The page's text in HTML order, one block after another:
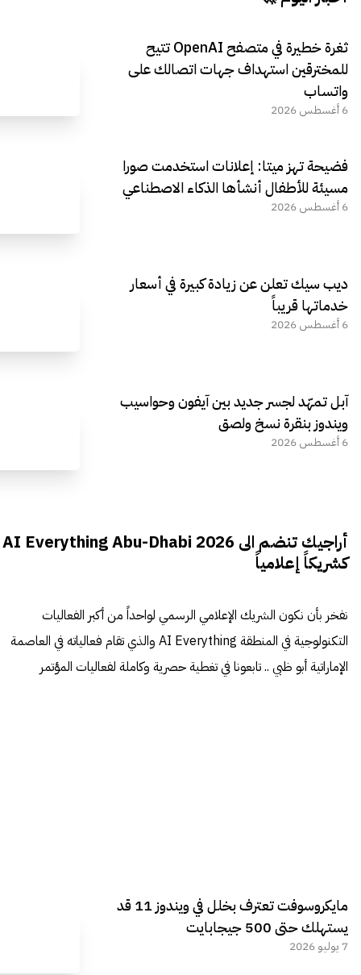
ثغرة خطيرة في متصفح OpenAI تتيح
للمخترقين استهداف جهات اتصالك على
واتساب
6 أغسطس 2026
فضيحة تهز ميتا: إعلانات استخدمت صورا
مسيئة للأطفال أنشأها الذكاء الاصطناعي
6 أغسطس 2026
ديب سيك تعلن عن زيادة كبيرة في أسعار
خدماتها قريباً
6 أغسطس 2026
آبل تمهّد لجسر جديد بين آيفون وحواسيب
ويندوز بنقرة نسخ ولصق
6 أغسطس 2026
أراجيك تنضم الى AI Everything Abu-Dhabi 2026
كشريكاً إعلامياً
نفخر بأن نكون الشريك الإعلامي الرسمي لواحداً من أكبر الفعاليات
التكنولوجية في المنطقة AI Everything والذي تقام فعالياته في العاصمة
الإماراتية أبو ظبي .. تابعونا في تغطية حصرية وكاملة لفعاليات المؤتمر
مايكروسوفت تعترف بخلل في ويندوز 11 قد
يستهلك حتى 500 جيجابايت
7 يوليو 2026